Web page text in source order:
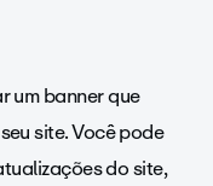
um banner que
site. Você pode
do site,